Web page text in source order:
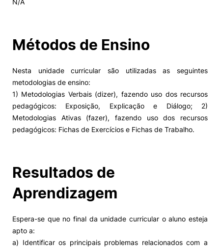
Projetos PRR
Magazine
Eventos
Europeia Política de Privacidade e Cookies
Sugestões,
N/A
Métodos de Ensino
Nesta unidade curricular são utilizadas as seguintes
metodologias de ensino:
1) Metodologias Verbais (dizer), fazendo uso dos recursos
pedagógicos: Exposição, Explicação e Diálogo; 2)
Metodologias Ativas (fazer), fazendo uso dos recursos
pedagógicos: Fichas de Exercícios e Fichas de Trabalho.
Resultados de
Aprendizagem
Espera-se que no final da unidade curricular o aluno esteja
apto a:
a) Identificar os principais problemas relacionados com a